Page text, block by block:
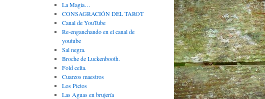
La Magia…
CONSAGRACIÓN DEL TAROT
Canal de YouTube
Re-enganchando en el canal de
youtube
Sal negra.
Broche de Luckenbooth.
Fold celta.
Cuarzos maestros
Los Pictos
Las Aguas en brujería